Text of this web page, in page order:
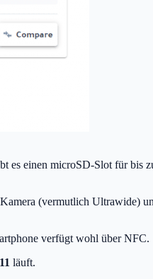
es einen microSD-Slot für bis
(vermutlich Ultrawide)
verfügt wohl über NFC.
läuft.